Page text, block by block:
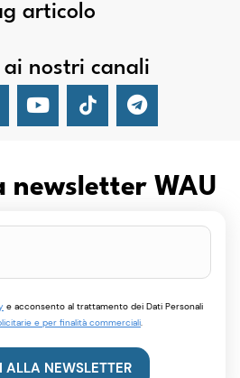
articolo
ai nostri canali
newsletter WAU
e acconsento al trattamento dei Dati Personali
e per finalità commerciali.
ALLA NEWSLETTER